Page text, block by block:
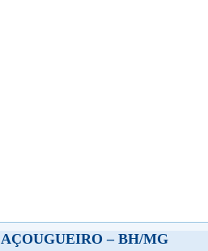
AÇOUGUEIRO – BH/MG